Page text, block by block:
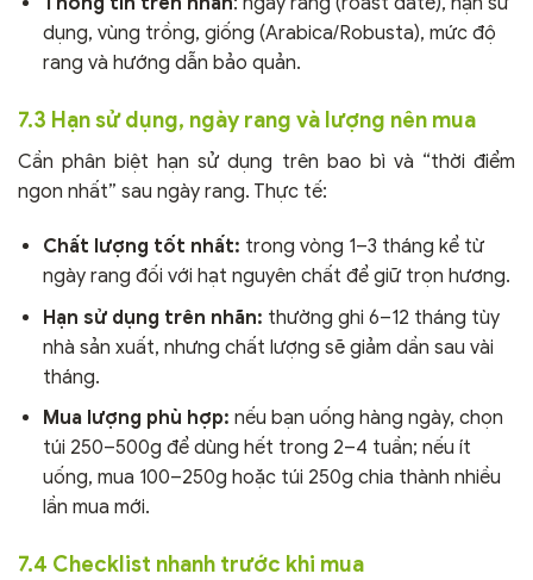
dụng, vùng trồng, giống (Arabica/Robusta), mức độ
rang và hướng dẫn bảo quản.
7.3 Hạn sử dụng, ngày rang và lượng nên mua
Cần phân biệt hạn sử dụng trên bao bì và “thời điểm
ngon nhất” sau ngày rang. Thực tế:
Chất lượng tốt nhất: trong vòng 1–3 tháng kể từ
ngày rang đối với hạt nguyên chất để giữ trọn hương.
Hạn sử dụng trên nhãn: thường ghi 6–12 tháng tùy
nhà sản xuất, nhưng chất lượng sẽ giảm dần sau vài
tháng.
Mua lượng phù hợp: nếu bạn uống hàng ngày, chọn
túi 250–500g để dùng hết trong 2–4 tuần; nếu ít
uống, mua 100–250g hoặc túi 250g chia thành nhiều
lần mua mới.
7.4 Checklist nhanh trước khi mua